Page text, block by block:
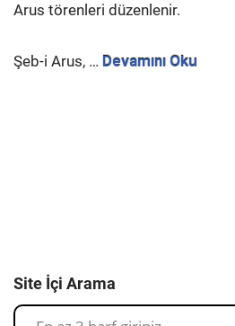
Arus törenleri düzenlenir.
Şeb-i Arus, … Devamını Oku
Site İçi Arama